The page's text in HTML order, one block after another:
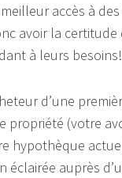
accès à
avoir la
à leurs besoins!
d’une
propriété (votre
hypothèque
éclairée auprès